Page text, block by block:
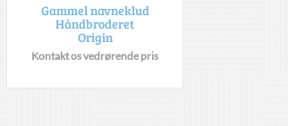
Gammel navneklud
Håndbroderet
Origin
Kontakt os vedrørende pris